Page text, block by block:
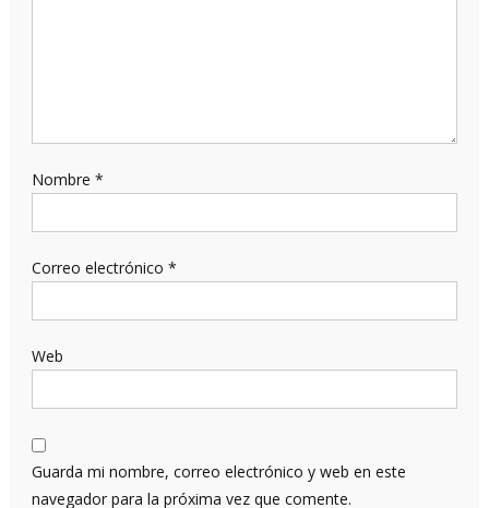
Nombre *
Correo electrónico *
Web
Guarda mi nombre, correo electrónico y web en este
navegador para la próxima vez que comente.